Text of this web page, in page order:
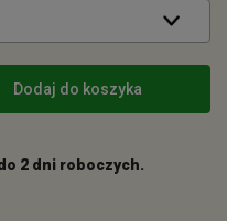
Dodaj do koszyka
2 dni roboczych.